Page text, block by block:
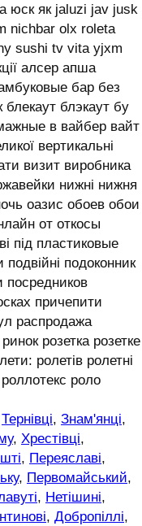
юск як jaluzi jav jusk
nichbar olx roleta
sushi tv vita yjxm
алсер апша
бар без
блекаут блэкаут бу
в вайбер вайт
вертикальні
визит виробника
нижні нижня
оазис обоев обои
от откосы
під пластиковые
подоконник
причепити
распродажа
розетка розетке
ролетів ролетні
роло
Тернівці, Знам'янці,
, Хрестівці,
, Переяславі,
, Первомайський,
, Нетішині,
, Добропіллі,